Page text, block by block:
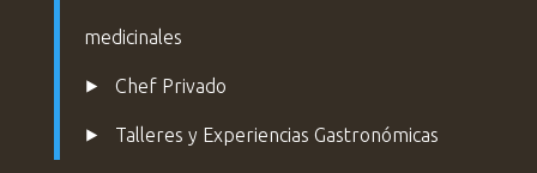
medicinales
⯈ Chef Privado
⯈ Talleres y Experiencias Gastronómicas